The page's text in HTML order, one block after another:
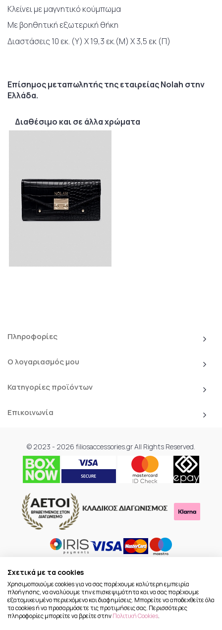
Κλείνει με μαγνητικό κούμπωμα
Με βοηθητική εξωτερική θήκη
Διαστάσεις 10 εκ. (Υ) Χ 19,3 εκ.(Μ) Χ 3,5 εκ (Π)
Επίσημος μεταπωλητής της εταιρείας Nolah στην
Ελλάδα.
Διαθέσιμο και σε άλλα χρώματα
Πληροφορίες
Ο λογαριασμός μου
Κατηγορίες προϊόντων
Επικοινωνία
© 2023 - 2026 filiosaccessories.gr All Rights Reserved.
Σχετικά με τα cookies
Χρησιμοποιούμε cookies για να σας παρέχουμε καλύτερη εμπειρία
πλοήγησης, να αναλύουμε την επισκεψιμότητα και να σας παρέχουμε
εξατομικευμένο περιεχόμενο και διαφημίσεις. Μπορείτε να αποδεχθείτε όλα
τα cookies ή να προσαρμόσετε τις προτιμήσεις σας. Περισσότερες
πληροφορίες μπορείτε να βρείτε στηνΠολιτική Cookies.